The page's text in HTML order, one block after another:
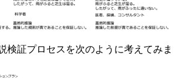
検証プロセスを次のように考えてみま